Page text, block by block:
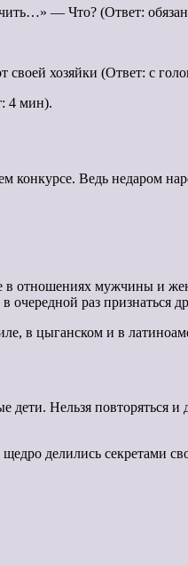
— Что? (Ответ:
своей хозяйки (Ответ: с
4 мин).
Ведь недаром
в отношениях мужчины и
очередной раз признаться
в цыганском и в
Нельзя повторяться и
делились секретами